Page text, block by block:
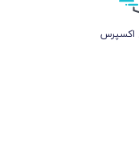
اﮐﺴﭙﺮس